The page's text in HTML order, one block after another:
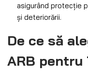
asigurând protecție
și deteriorării.
De ce să
ARB pentru